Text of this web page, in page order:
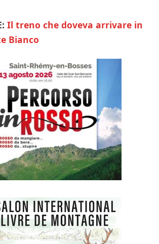
Il treno che doveva arrivare in
Bianco